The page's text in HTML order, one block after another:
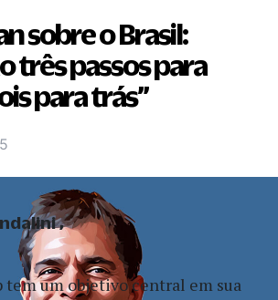
sobre o Brasil:
três passos para
para trás”
tem um objetivo central em sua